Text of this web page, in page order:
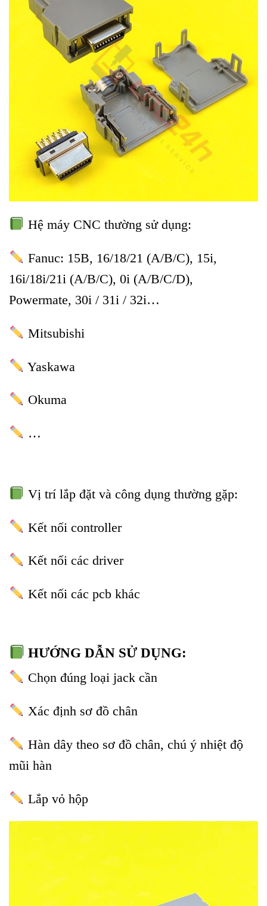
Hệ máy CNC thường sử dụng:
Fanuc: 15B, 16/18/21 (A/B/C), 15i,
16i/18i/21i (A/B/C), 0i (A/B/C/D),
Powermate, 30i / 31i / 32i…
Mitsubishi
Yaskawa
Okuma
…
Vị trí lắp đặt và công dụng thường gặp:
Kết nối controller
Kết nối các driver
Kết nối các pcb khác
HƯỚNG DẪN SỬ DỤNG:
Chọn đúng loại jack cần
Xác định sơ đồ chân
Hàn dây theo sơ đồ chân, chú ý nhiệt độ
mũi hàn
Lắp vỏ hộp